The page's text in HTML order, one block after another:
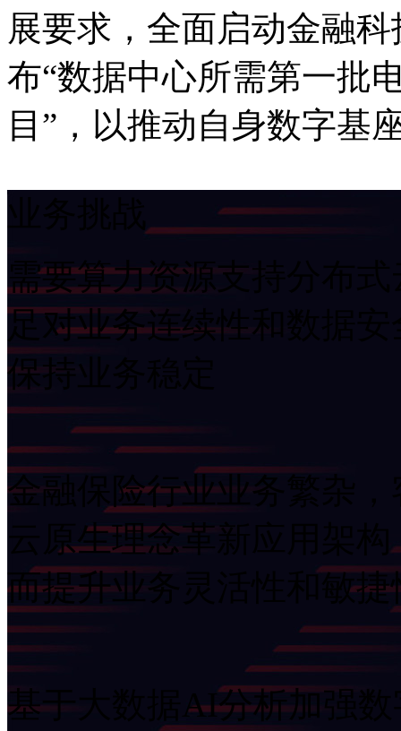
展要求，全面启动金融
布“数据中心所需第一批
目”，以推动自身数字基
需要算力资源支持分布式
足对业务连续性和数据安
保持业务稳定
金融保险行业业务繁杂
云原生理念革新应用架构
而提升业务灵活性和敏捷
基于大数据AI分析加强数